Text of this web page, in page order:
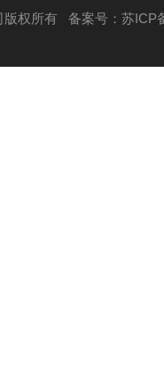
版权所有 备案号：苏ICP